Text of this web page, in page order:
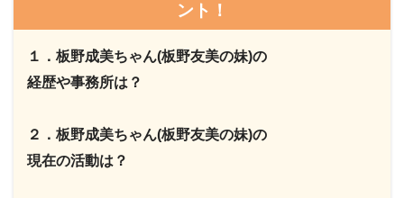
ント！
１．板野成美ちゃん(板野友美の妹)の
経歴や事務所は？
２．板野成美ちゃん(板野友美の妹)の
現在の活動は？